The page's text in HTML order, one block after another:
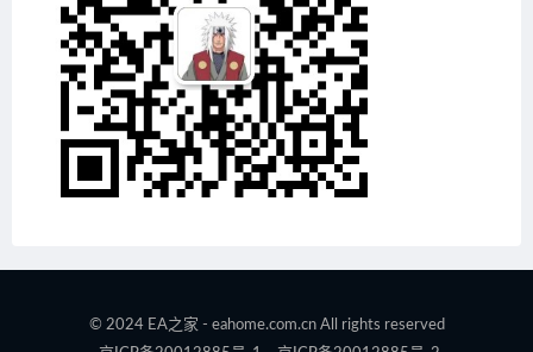
© 2024 EA之家 - eahome.com.cn All rights reserved